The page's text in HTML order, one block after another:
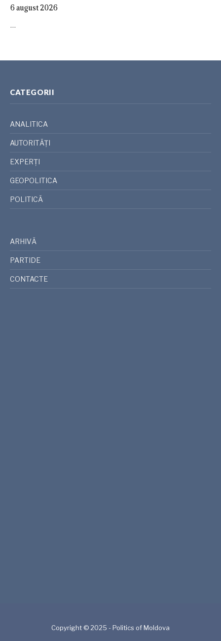
6 august 2026
…
CATEGORII
ANALITICA
AUTORITĂȚI
EXPERȚI
GEOPOLITICA
POLITICĂ
ARHIVĂ
PARTIDE
CONTACTE
Copyright © 2025 - Politics of Moldova